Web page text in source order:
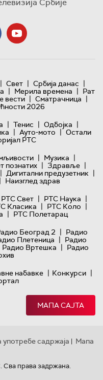
Србије
| Свет | Србија данас |
| Мерила времена | Рат
вести | Сматрачница |
2026
| Тенис | Одбојка |
| Ауто-мото | Остали
РТС
| Музика |
познатих | Здравље |
| Дигитални предузетник |
| Наизглед здрав
РТС Свет | РТС Наука |
Класика | РТС Коло |
| РТС Полетарац
Београд 2 | Радио
Плетеница | Радио
Радио Вртешка | Радио
набавке | Конкурси |
МАПА САЈТА
садржаја | Мапа
права задржана.